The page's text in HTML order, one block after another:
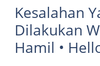
Kesalahan
Dilakukan
Hamil •